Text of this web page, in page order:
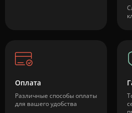
Оплата
Различные способы оплаты
для вашего удобства